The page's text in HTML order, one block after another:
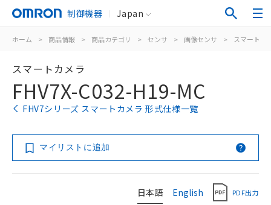
制御機器 Japan
ホーム > 商品情報 > 商品カテゴリ > センサ > 画像センサ > スマートカ
スマートカメラ
FHV7X-C032-H19-MC
FHV7シリーズ スマートカメラ 形式仕様一覧
マイリストに追加
日本語 English PDF出力